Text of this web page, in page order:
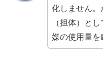
化しません。
（担体）と
媒の使用量を